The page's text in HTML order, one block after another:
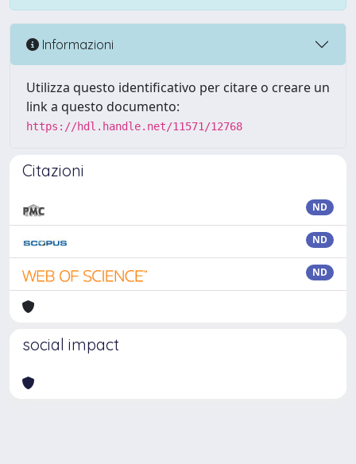
Informazioni
Utilizza questo identificativo per citare o creare un
link a questo documento:
https://hdl.handle.net/11571/12768
Citazioni
ND
ND
ND
social impact